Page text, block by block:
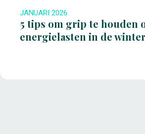
JANUARI 2026
5 tips om grip te houden
energielasten in de